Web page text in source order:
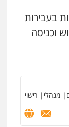
מעצרים
בעבירות
וכניסה
עבירות מין
מנהלי רישוי